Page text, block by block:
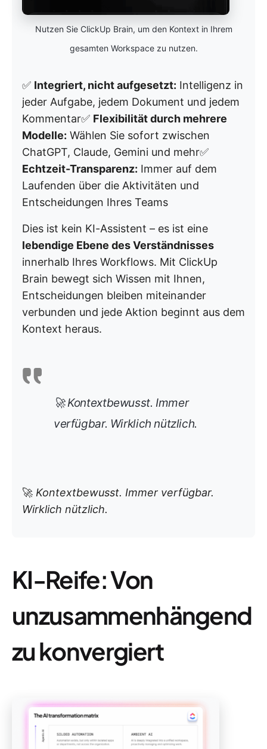
Nutzen Sie ClickUp Brain, um den Kontext in Ihrem
gesamten Workspace zu nutzen.
✅ Integriert, nicht aufgesetzt: Intelligenz in
jeder Aufgabe, jedem Dokument und jedem
Kommentar✅ Flexibilität durch mehrere
Modelle: Wählen Sie sofort zwischen
ChatGPT, Claude, Gemini und mehr✅
Echtzeit-Transparenz: Immer auf dem
Laufenden über die Aktivitäten und
Entscheidungen Ihres Teams
Dies ist kein KI-Assistent – es ist eine
lebendige Ebene des Verständnisses
innerhalb Ihres Workflows. Mit ClickUp
Brain bewegt sich Wissen mit Ihnen,
Entscheidungen bleiben miteinander
verbunden und jede Aktion beginnt aus dem
Kontext heraus.
🚀Kontextbewusst. Immer
verfügbar. Wirklich nützlich.
🚀 Kontextbewusst. Immer verfügbar.
Wirklich nützlich.
KI-Reife: Von
unzusammenhängend
zu konvergiert